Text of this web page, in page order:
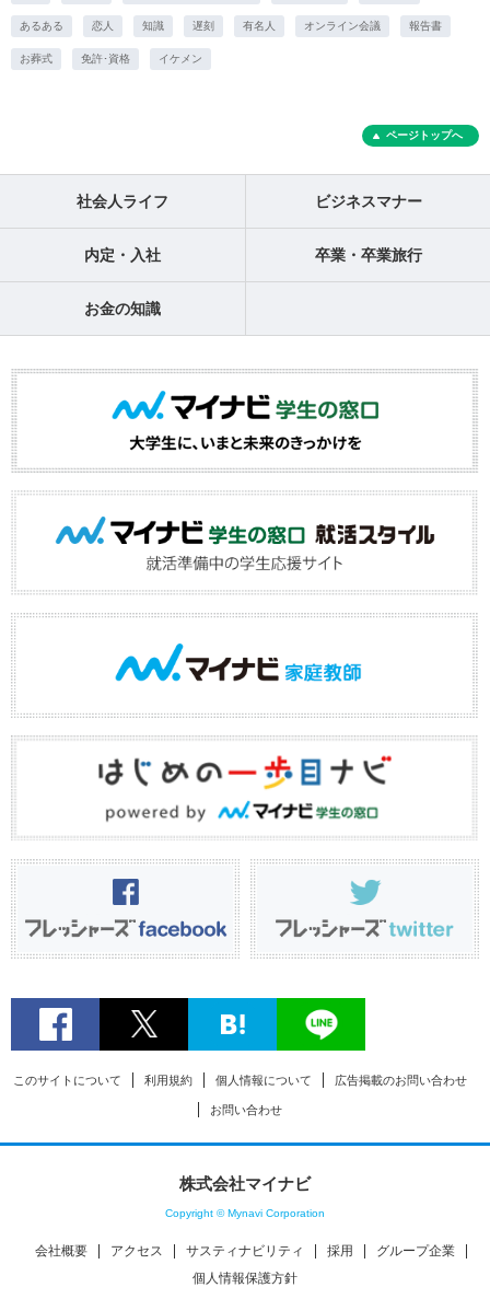
あるある 恋人 知識 遅刻 有名人 オンライン会議 報告書
お葬式 免許･資格 イケメン
ページトップへ
社会人ライフ ビジネスマナー
内定・入社 卒業・卒業旅行
お金の知識
このサイトについて 利用規約 個人情報について 広告掲載のお問い合わせ
お問い合わせ
株式会社マイナビ
Copyright © Mynavi Corporation
会社概要 アクセス サスティナビリティ 採用
グループ企業
個人情報保護方針